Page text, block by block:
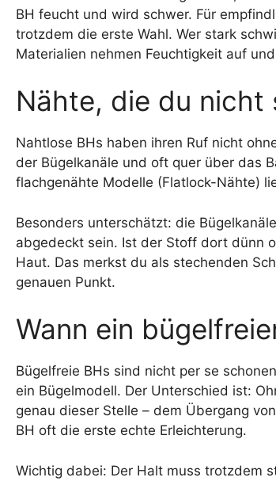
BH feucht und wird schwer. Für
trotzdem die erste Wahl. Wer stark
Materialien nehmen Feuchtigkeit auf
Nähte, die du nicht
Nahtlose BHs haben ihren Ruf nicht
der Bügelkanäle und oft quer über das
flachgenähte Modelle (Flatlock-Nähte)
Besonders unterschätzt: die
abgedeckt sein. Ist der Stoff dort dünn
Haut. Das merkst du als stechenden
genauen Punkt.
Wann ein
Bügelfreie BHs sind nicht per se
ein Bügelmodell. Der Unterschied ist:
genau dieser Stelle – dem Übergang
BH oft die erste echte Erleichterung.
Wichtig dabei: Der Halt muss trotzdem